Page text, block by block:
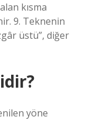
kısma
9. Teknenin
üstü”, diğer
yöne